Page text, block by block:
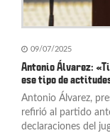
r
d
a
s
09/07/2025
Antonio Álvarez:
ese tipo de
Antonio Álvarez,
refirió al partido
declaraciones del